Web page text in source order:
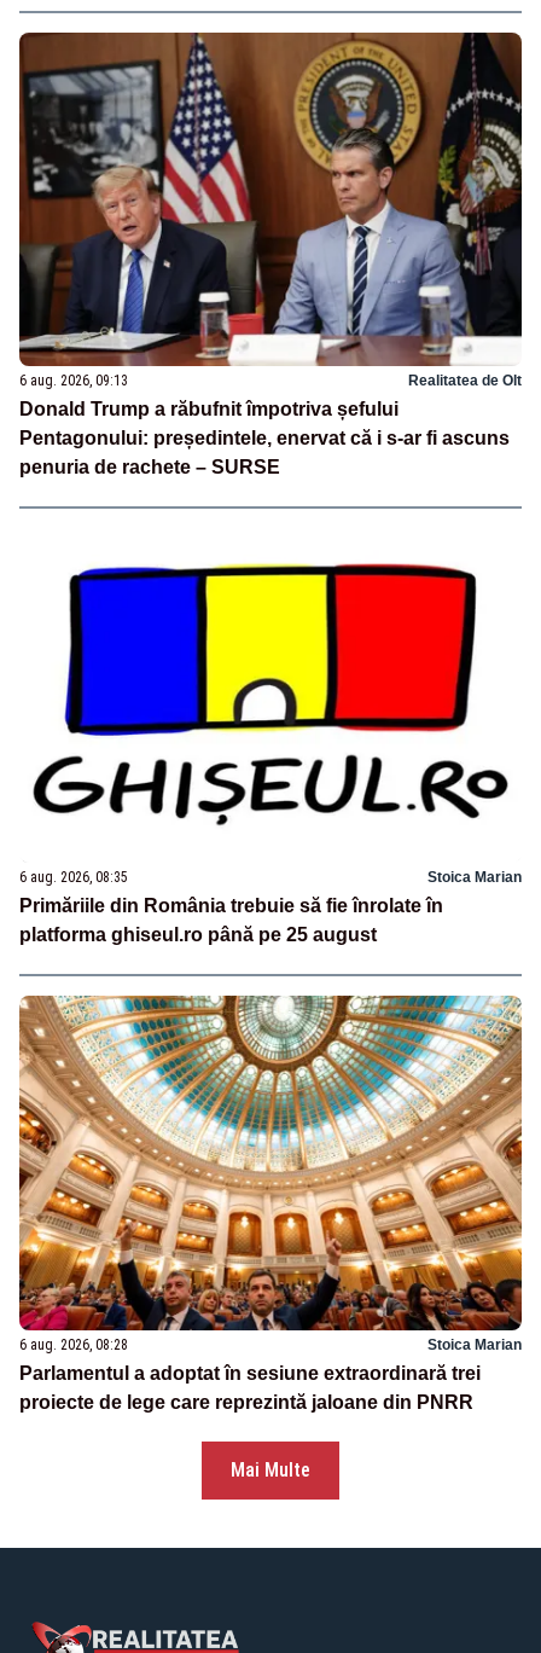
6 aug. 2026, 09:13 Realitatea de Olt
Donald Trump a răbufnit împotriva șefului
Pentagonului: președintele, enervat că i s-ar fi ascuns
penuria de rachete – SURSE
6 aug. 2026, 08:35 Stoica Marian
Primăriile din România trebuie să fie înrolate în
platforma ghiseul.ro până pe 25 august
6 aug. 2026, 08:28 Stoica Marian
Parlamentul a adoptat în sesiune extraordinară trei
proiecte de lege care reprezintă jaloane din PNRR
Mai Multe